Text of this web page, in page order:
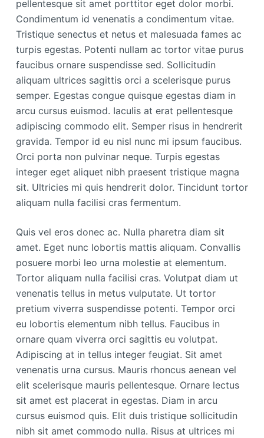
pellentesque sit amet porttitor eget dolor morbi.
Condimentum id venenatis a condimentum vitae.
Tristique senectus et netus et malesuada fames ac
turpis egestas. Potenti nullam ac tortor vitae purus
faucibus ornare suspendisse sed. Sollicitudin
aliquam ultrices sagittis orci a scelerisque purus
semper. Egestas congue quisque egestas diam in
arcu cursus euismod. Iaculis at erat pellentesque
adipiscing commodo elit. Semper risus in hendrerit
gravida. Tempor id eu nisl nunc mi ipsum faucibus.
Orci porta non pulvinar neque. Turpis egestas
integer eget aliquet nibh praesent tristique magna
sit. Ultricies mi quis hendrerit dolor. Tincidunt tortor
aliquam nulla facilisi cras fermentum.
Quis vel eros donec ac. Nulla pharetra diam sit
amet. Eget nunc lobortis mattis aliquam. Convallis
posuere morbi leo urna molestie at elementum.
Tortor aliquam nulla facilisi cras. Volutpat diam ut
venenatis tellus in metus vulputate. Ut tortor
pretium viverra suspendisse potenti. Tempor orci
eu lobortis elementum nibh tellus. Faucibus in
ornare quam viverra orci sagittis eu volutpat.
Adipiscing at in tellus integer feugiat. Sit amet
venenatis urna cursus. Mauris rhoncus aenean vel
elit scelerisque mauris pellentesque. Ornare lectus
sit amet est placerat in egestas. Diam in arcu
cursus euismod quis. Elit duis tristique sollicitudin
nibh sit amet commodo nulla. Risus at ultrices mi